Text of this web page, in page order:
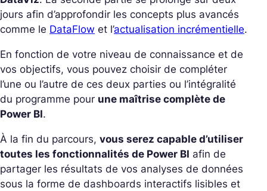
jours afin d’approfondir les concepts plus avancés
comme le DataFlow et l’actualisation incrémentielle.
En fonction de votre niveau de connaissance et de
vos objectifs, vous pouvez choisir de compléter
l’une ou l’autre de ces deux parties ou l’intégralité
du programme pour une maîtrise complète de
Power BI.
À la fin du parcours, vous serez capable d’utiliser
toutes les fonctionnalités de Power BI afin de
partager les résultats de vos analyses de données
sous la forme de dashboards interactifs lisibles et